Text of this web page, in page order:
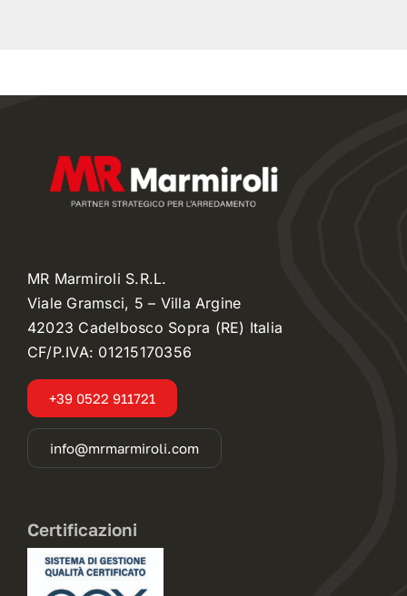
MR Marmiroli S.R.L.
Viale Gramsci, 5 – Villa Argine
42023 Cadelbosco Sopra (RE) Italia
CF/P.IVA: 01215170356
+39 0522 911721
info@mrmarmiroli.com
Certificazioni